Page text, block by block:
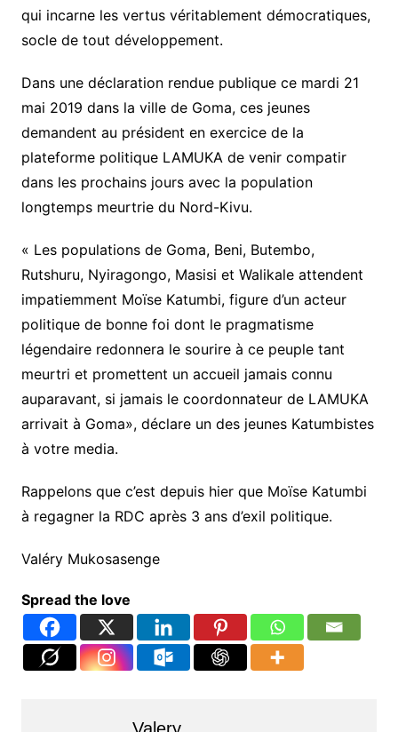
qui incarne les vertus véritablement démocratiques,
socle de tout développement.
Dans une déclaration rendue publique ce mardi 21
mai 2019 dans la ville de Goma, ces jeunes
demandent au président en exercice de la
plateforme politique LAMUKA de venir compatir
dans les prochains jours avec la population
longtemps meurtrie du Nord-Kivu.
« Les populations de Goma, Beni, Butembo,
Rutshuru, Nyiragongo, Masisi et Walikale attendent
impatiemment Moïse Katumbi, figure d’un acteur
politique de bonne foi dont le pragmatisme
légendaire redonnera le sourire à ce peuple tant
meurtri et promettent un accueil jamais connu
auparavant, si jamais le coordonnateur de LAMUKA
arrivait à Goma», déclare un des jeunes Katumbistes
à votre media.
Rappelons que c’est depuis hier que Moïse Katumbi
à regagner la RDC après 3 ans d’exil politique.
Valéry Mukosasenge
Spread the love